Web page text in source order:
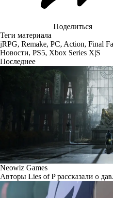
Поделиться
Теги материала
jRPG, Remake, PC, Action, Final
Новости, PS5, Xbox Series X|S
Последнее
Neowiz Games
Авторы Lies of P рассказали о